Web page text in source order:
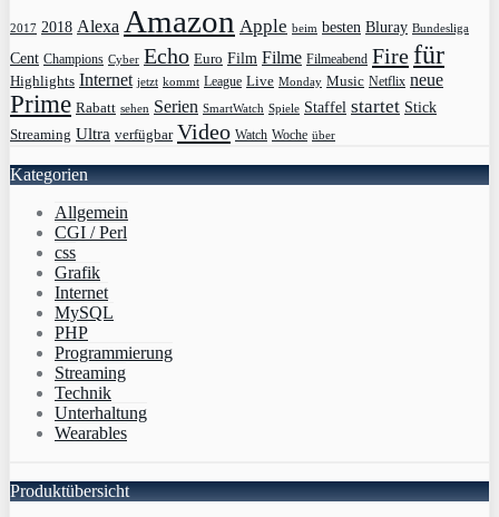
2017 2018 Alexa Amazon Apple beim besten Bluray Bundesliga
Cent Champions Cyber Echo Euro Film Filme Filmeabend Firefür
Highlights Internet jetzt kommt League Live Monday Music Netflix neue
Prime Rabatt sehen Serien SmartWatch Spiele Staffel startet Stick
Streaming Ultra verfügbar Video Watch Woche über
Kategorien
Allgemein
CGI / Perl
css
Grafik
Internet
MySQL
PHP
Programmierung
Streaming
Technik
Unterhaltung
Wearables
Produktübersicht